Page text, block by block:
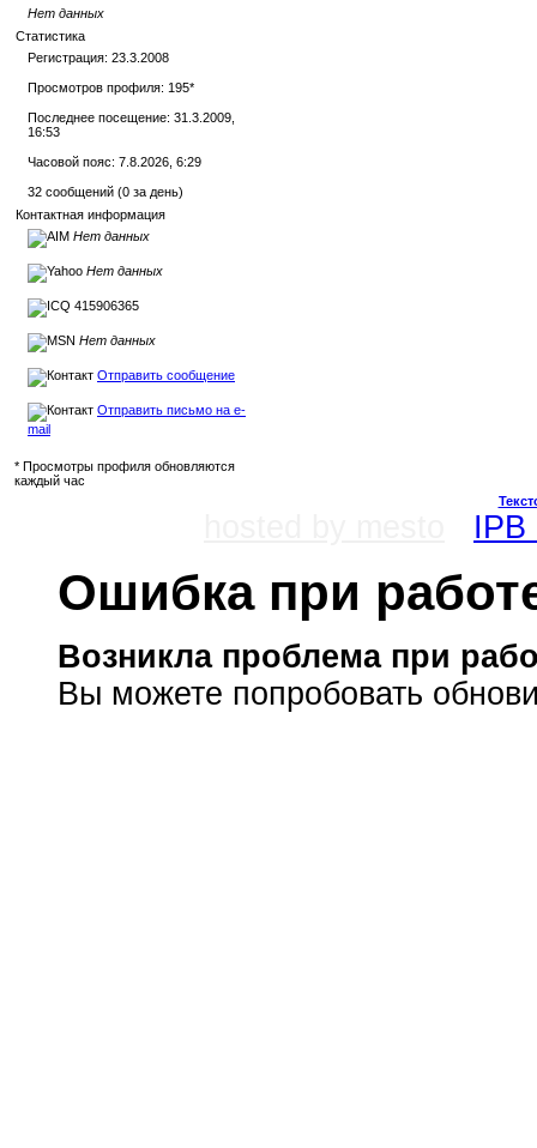
Нет данных
Статистика
Регистрация: 23.3.2008
Просмотров профиля: 195*
Последнее посещение: 31.3.2009,
16:53
Часовой пояс: 7.8.2026, 6:29
32 сообщений (0 за день)
Контактная информация
Нет данных
Нет данных
415906365
Нет данных
Отправить сообщение
Отправить письмо на e-
mail
* Просмотры профиля обновляются
каждый час
IPB
Ошибка при
Возникла проблема при
Вы можете попробовать